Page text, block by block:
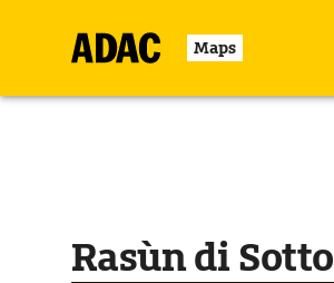
Maps
Rasùn di Sotto